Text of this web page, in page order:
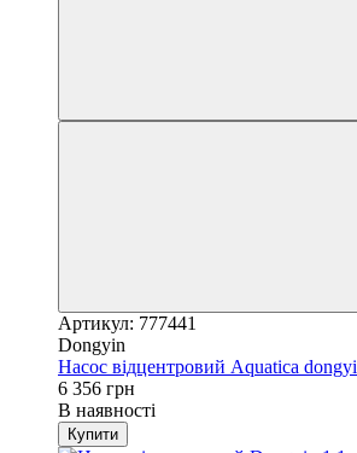
Артикул: 777441
Dongyin
Насос відцентровий Aquatica
6 356 грн
В наявності
Купити